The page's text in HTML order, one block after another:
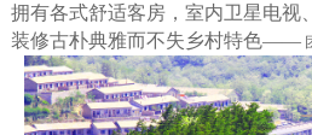
拥有各式舒适客房，室内卫星电视
装修古朴典雅而不失乡村特色——